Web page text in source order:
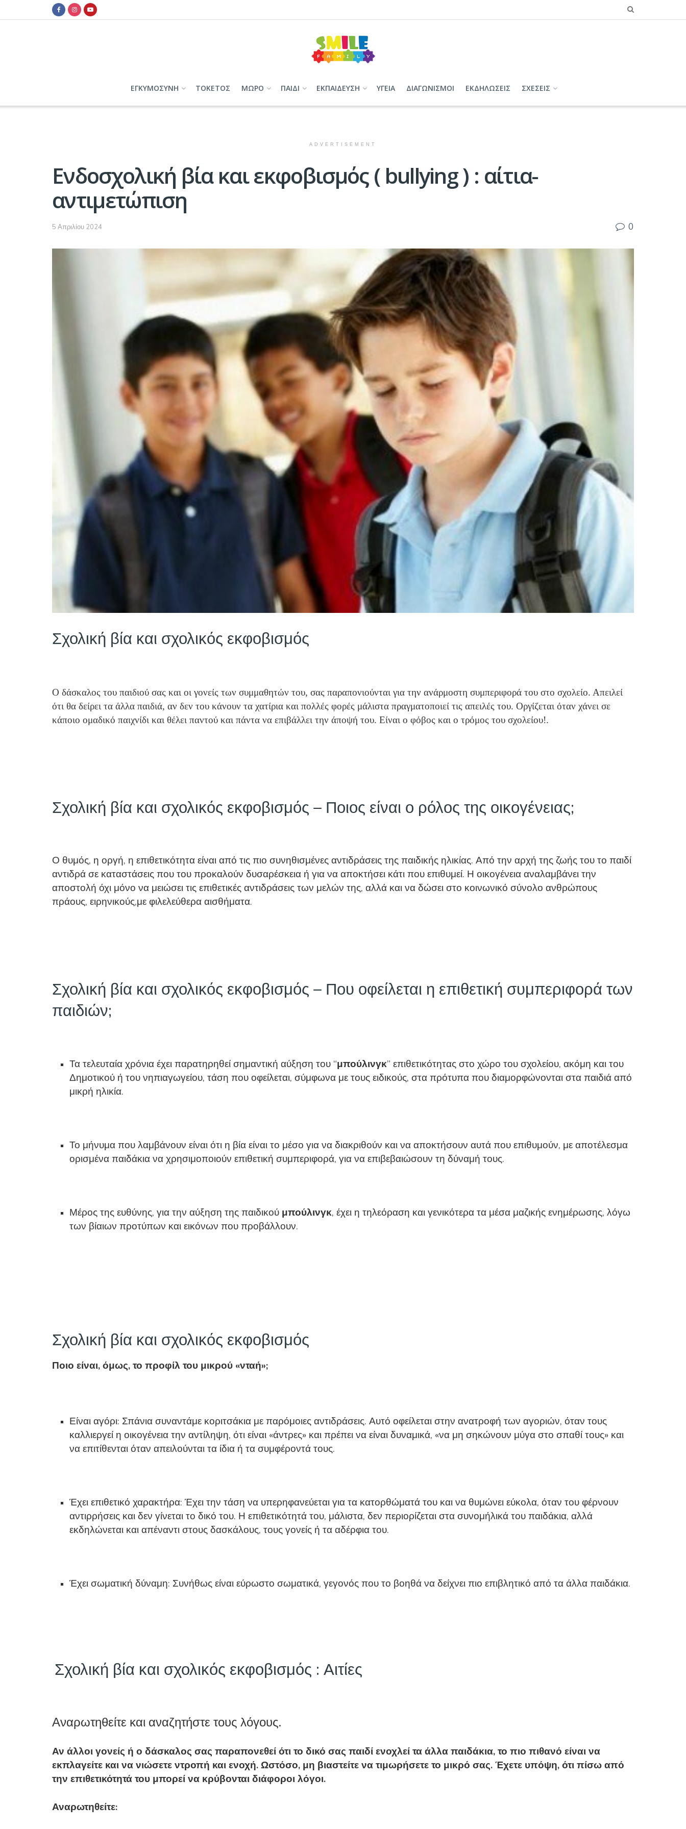
ΕΓΚΥΜΟΣΥΝΗ ΤΟΚΕΤΟΣ ΜΩΡΟ ΠΑΙΔΙ ΕΚΠΑΙΔΕΥΣΗ ΥΓΕΙΑ ΔΙΑΓΩΝΙΣΜΟΙ ΕΚΔΗΛΩΣΕΙΣ ΣΧΕΣΕΙΣ
ADVERTISEMENT
Ενδοσχολική βία και εκφοβισμός ( bullying ) : αίτια-
αντιμετώπιση
5 Απριλίου 2024 0
Σχολική βία και σχολικός εκφοβισμός
Ο δάσκαλος του παιδιού σας και οι γονείς των συμμαθητών του, σας παραπονιούνται για την ανάρμοστη συμπεριφορά του στο σχολείο. Απειλεί
ότι θα δείρει τα άλλα παιδιά, αν δεν του κάνουν τα χατίρια και πολλές φορές μάλιστα πραγματοποιεί τις απειλές του. Οργίζεται όταν χάνει σε
κάποιο ομαδικό παιχνίδι και θέλει παντού και πάντα να επιβάλλει την άποψή του. Είναι ο φόβος και ο τρόμος του σχολείου!.
Σχολική βία και σχολικός εκφοβισμός – Ποιος είναι ο ρόλος της οικογένειας;
Ο θυμός, η οργή, η επιθετικότητα είναι από τις πιο συνηθισμένες αντιδράσεις της παιδικής ηλικίας. Από την αρχή της ζωής του το παιδί
αντιδρά σε καταστάσεις που του προκαλούν δυσαρέσκεια ή για να αποκτήσει κάτι που επιθυμεί. Η οικογένεια αναλαμβάνει την
αποστολή όχι μόνο να μειώσει τις επιθετικές αντιδράσεις των μελών της, αλλά και να δώσει στο κοινωνικό σύνολο ανθρώπους
πράους, ειρηνικούς,με φιλελεύθερα αισθήματα.
Σχολική βία και σχολικός εκφοβισμός – Που οφείλεται η επιθετική συμπεριφορά των
παιδιών;
Τα τελευταία χρόνια έχει παρατηρηθεί σημαντική αύξηση του “μπούλινγκ” επιθετικότητας στο χώρο του σχολείου, ακόμη και του
Δημοτικού ή του νηπιαγωγείου, τάση που οφείλεται, σύμφωνα με τους ειδικούς, στα πρότυπα που διαμορφώνονται στα παιδιά από
μικρή ηλικία.
Το μήνυμα που λαμβάνουν είναι ότι η βία είναι το μέσο για να διακριθούν και να αποκτήσουν αυτά που επιθυμούν, με αποτέλεσμα
ορισμένα παιδάκια να χρησιμοποιούν επιθετική συμπεριφορά, για να επιβεβαιώσουν τη δύναμή τους.
Μέρος της ευθύνης, για την αύξηση της παιδικού μπούλινγκ, έχει η τηλεόραση και γενικότερα τα μέσα μαζικής ενημέρωσης, λόγω
των βίαιων προτύπων και εικόνων που προβάλλουν.
Σχολική βία και σχολικός εκφοβισμός
Ποιο είναι, όμως, το προφίλ του μικρού «νταή»;
Είναι αγόρι: Σπάνια συναντάμε κοριτσάκια με παρόμοιες αντιδράσεις. Αυτό οφείλεται στην ανατροφή των αγοριών, όταν τους
καλλιεργεί η οικογένεια την αντίληψη, ότι είναι «άντρες» και πρέπει να είναι δυναμικά, «να μη σηκώνουν μύγα στο σπαθί τους» και
να επιτίθενται όταν απειλούνται τα ίδια ή τα συμφέροντά τους.
Έχει επιθετικό χαρακτήρα: Έχει την τάση να υπερηφανεύεται για τα κατορθώματά του και να θυμώνει εύκολα, όταν του φέρνουν
αντιρρήσεις και δεν γίνεται το δικό του. Η επιθετικότητά του, μάλιστα, δεν περιορίζεται στα συνομήλικά του παιδάκια, αλλά
εκδηλώνεται και απέναντι στους δασκάλους, τους γονείς ή τα αδέρφια του.
Έχει σωματική δύναμη: Συνήθως είναι εύρωστο σωματικά, γεγονός που το βοηθά να δείχνει πιο επιβλητικό από τα άλλα παιδάκια.
Σχολική βία και σχολικός εκφοβισμός : Αιτίες
Αναρωτηθείτε και αναζητήστε τους λόγους.
Αν άλλοι γονείς ή ο δάσκαλος σας παραπονεθεί ότι το δικό σας παιδί ενοχλεί τα άλλα παιδάκια, το πιο πιθανό είναι να
εκπλαγείτε και να νιώσετε ντροπή και ενοχή. Ωστόσο, μη βιαστείτε να τιμωρήσετε το μικρό σας. Έχετε υπόψη, ότι πίσω από
την επιθετικότητά του μπορεί να κρύβονται διάφοροι λόγοι.
Αναρωτηθείτε: